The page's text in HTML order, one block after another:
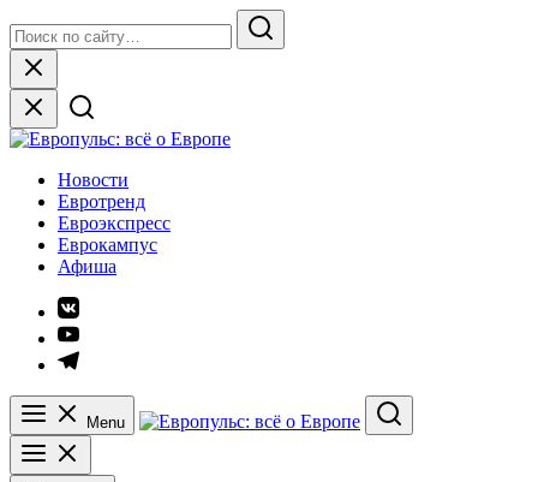
to
content
for:
Search
Close
Европульс: всё о Европе
Новости
Евротренд
Евроэкспресс
Еврокампус
Афиша
Элемент
меню
Элемент
меню
Элемент
Menu
Search